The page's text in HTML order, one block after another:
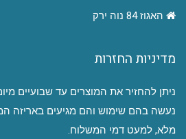
האגוז 84 נוה ירק
מדיניות החזרות
ניתן להחזיר את המוצרים עד שבועיים
נעשה בהם שימוש והם מגיעים באריזה
מלא, למעט דמי המשלוח.